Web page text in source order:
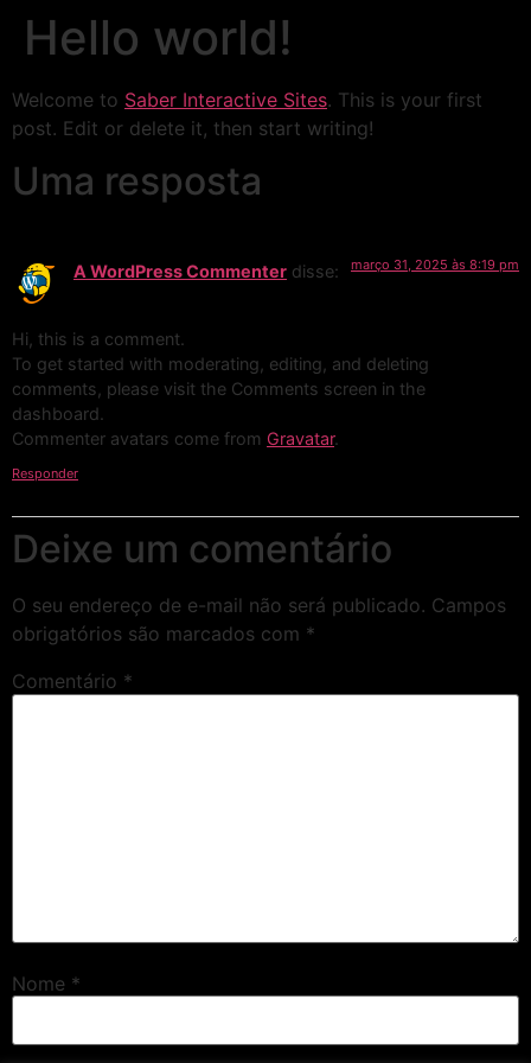
Hello world!
Welcome to Saber Interactive Sites. This is your first
post. Edit or delete it, then start writing!
Uma resposta
A WordPress Commenter disse: março 31, 2025 às 8:19 pm
Hi, this is a comment.
To get started with moderating, editing, and deleting
comments, please visit the Comments screen in the
dashboard.
Commenter avatars come from Gravatar.
Responder
Deixe um comentário
O seu endereço de e-mail não será publicado. Campos
obrigatórios são marcados com *
Comentário *
Nome *